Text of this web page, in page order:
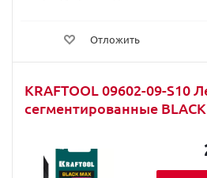
Отложить
KRAFTOOL 09602-09-S10
сегментированные